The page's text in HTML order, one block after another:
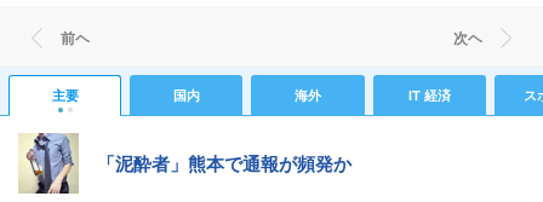
前ヘ 次ヘ
主要 国内 海外 IT 経済 ス
「泥酔者」熊本で通報が頻発か